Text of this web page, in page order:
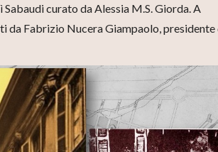
curato da Alessia M.S. Giorda. A
da Fabrizio Nucera Giampaolo, presidente